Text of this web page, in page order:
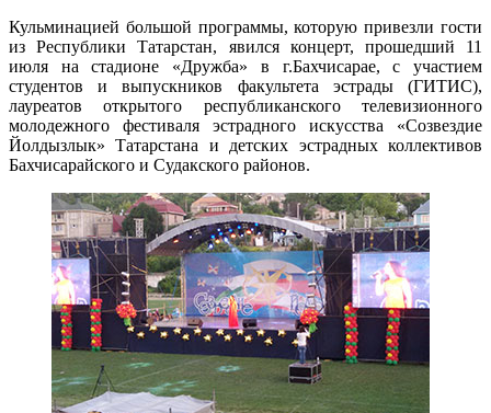
Кульминацией большой программы, которую привезли гости
из Республики Татарстан, явился концерт, прошедший 11
июля на стадионе «Дружба» в г.Бахчисарае, с участием
студентов и выпускников факультета эстрады (ГИТИС),
лауреатов открытого республиканского телевизионного
молодежного фестиваля эстрадного искусства «Созвездие
Йолдызлык» Татарстана и детских эстрадных коллективов
Бахчисарайского и Судакского районов.